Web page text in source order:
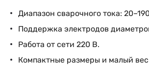
Диапазон сварочного тока:
Поддержка электродов
Работа от сети 220 В.
Компактные размеры и малый